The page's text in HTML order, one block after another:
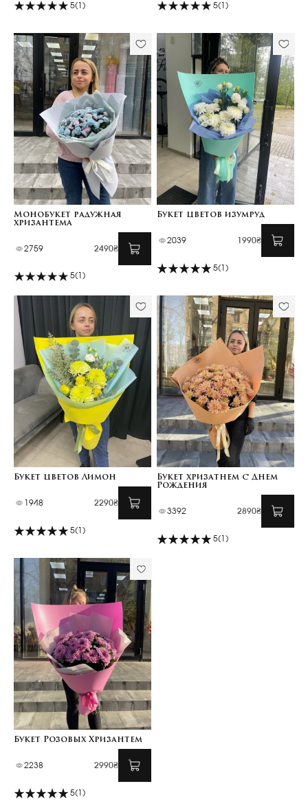
5(1) 5(1)
Монобукет радужная
хризантема
2759 2490₴
5(1)
Букет цветов изумруд
2039 1990₴
5(1)
Букет цветов Лимон
1948 2290₴
5(1)
Букет хризатнем с Днем
Рождения
3392 2890₴
5(1)
Букет Розовых Хризантем
2238 2990₴
5(1)